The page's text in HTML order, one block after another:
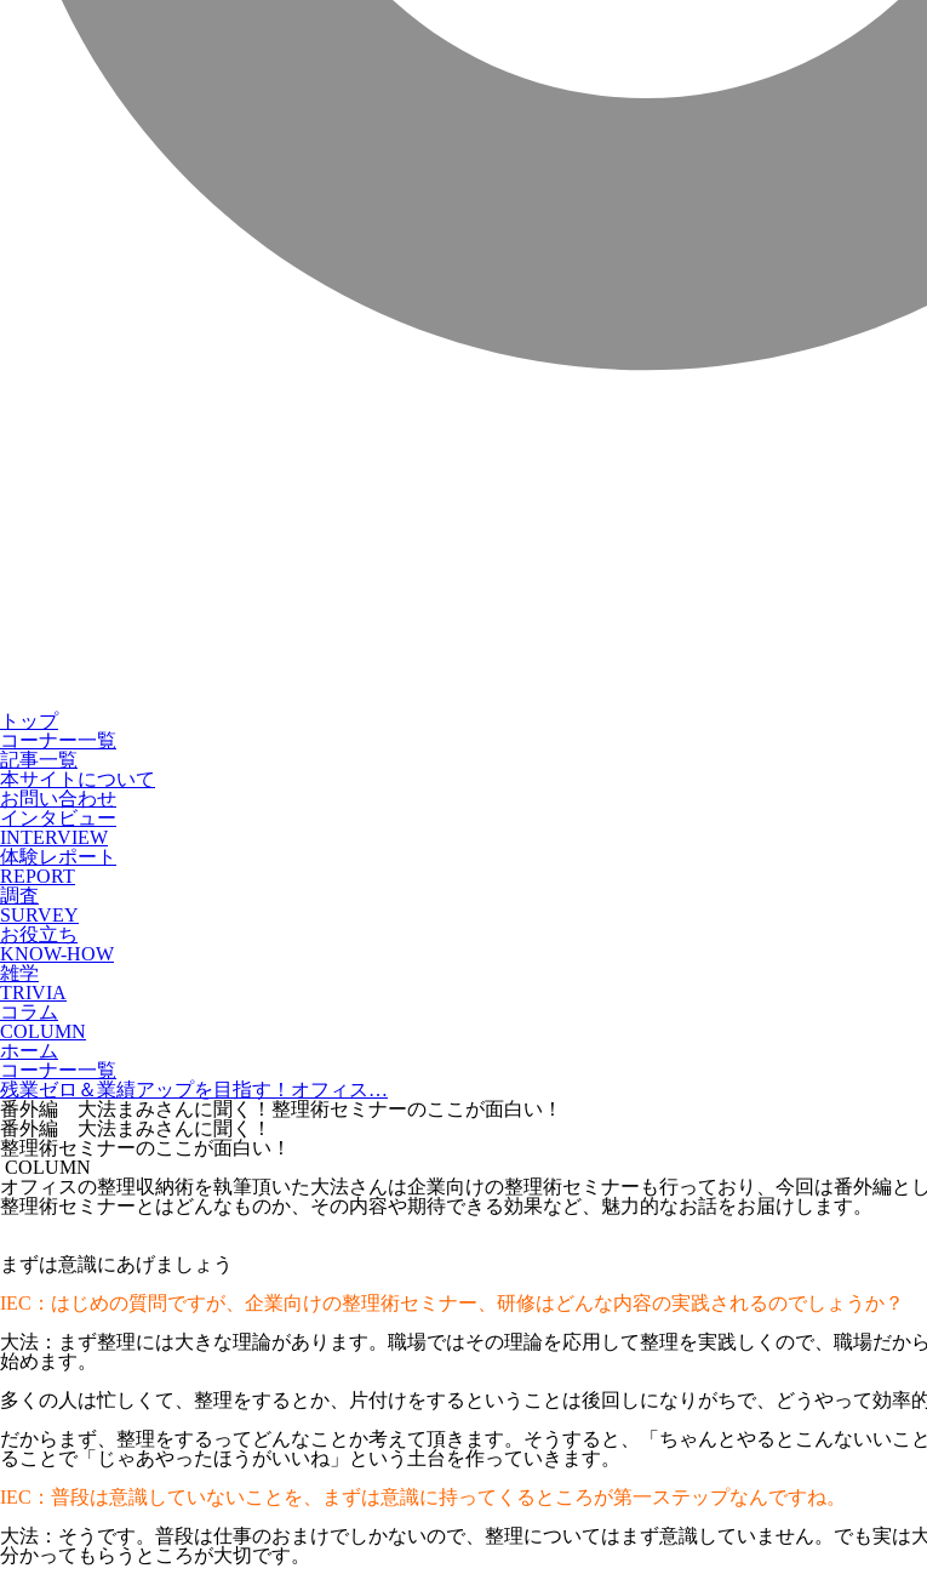
トップ
コーナー一覧
記事一覧
本サイトについて
お問い合わせ
インタビュー
INTERVIEW
体験レポート
REPORT
調査
SURVEY
お役立ち
KNOW-HOW
雑学
TRIVIA
コラム
COLUMN
ホーム
コーナー一覧
残業ゼロ＆業績アップを目指す！オフィス…
番外編 大法まみさんに聞く！整理術セミナーのここが面白い！
番外編 大法まみさんに聞く！
整理術セミナーのここが面白い！
COLUMN
オフィスの整理収納術を執筆頂いた大法さんは企業向けの整理術セミナーも行っており、今回は番外編と
整理術セミナーとはどんなものか、その内容や期待できる効果など、魅力的なお話をお届けします。
まずは意識にあげましょう
IEC：はじめの質問ですが、企業向けの整理術セミナー、研修はどんな内容の実践されるのでしょうか？
大法：まず整理には大きな理論があります。職場ではその理論を応用して整理を実践しくので、職場だ
始めます。
多くの人は忙しくて、整理をするとか、片付けをするということは後回しになりがちで、どうやって効率
だからまず、整理をするってどんなことか考えて頂きます。そうすると、「ちゃんとやるとこんないい
ることで「じゃあやったほうがいいね」という土台を作っていきます。
IEC：普段は意識していないことを、まずは意識に持ってくるところが第一ステップなんですね。
大法：そうです。普段は仕事のおまけでしかないので、整理についてはまず意識していません。でも実
分かってもらうところが大切です。